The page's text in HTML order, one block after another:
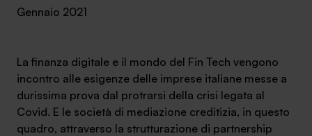
Centro studi
Chi siamo
Ambassador
Gennaio 2021
La finanza digitale e il mondo del Fin Tech vengono
incontro alle esigenze delle imprese italiane messe a
durissima prova dal protrarsi della crisi legata al
Covid. E le società di mediazione creditizia, in questo
quadro, attraverso la strutturazione di partnership